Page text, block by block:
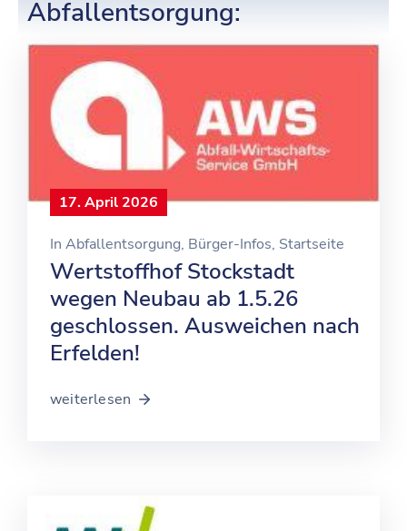
Abfallentsorgung:
17. April 2026
In Abfallentsorgung‚ Bürger-Infos‚ Startseite
Wertstoffhof Stockstadt
wegen Neubau ab 1.5.26
geschlossen. Ausweichen nach
Erfelden!
weiterlesen